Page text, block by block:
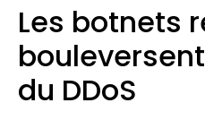
Les botnets
du DDoS